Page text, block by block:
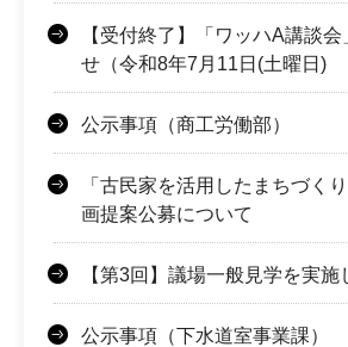
【受付終了】「ワッハA講談
せ（令和8年7月11日(土曜日)
公示事項（商工労働部）
「古民家を活用したまちづく
画提案公募について
【第3回】議場一般見学を実施
公示事項（下水道室事業課）